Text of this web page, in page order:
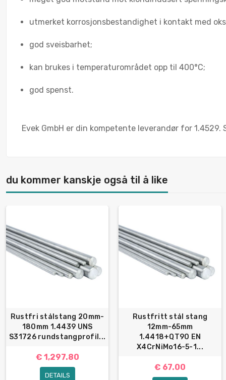
utmerket korrosjonsbestandighet i kontakt med
god sveisbarhet;
kan brukes i temperaturområdet opp til 400°C;
god spenst.
Evek GmbH er din kompetente leverandør for
du kommer kanskje også til å like
Rustfri stålstang 20mm-
180mm 1.4439 UNS
S31726 rundstangprofil...
€ 1,297.80
DETAILS
Rustfritt stål stang
12mm-65mm
1.4418+QT90 EN
X4CrNiMo16-5-1...
€ 67.00